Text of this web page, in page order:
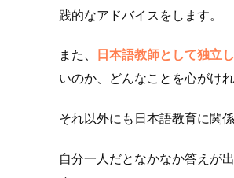
践的なアドバイスをします。
また、 日本語教師として独立
いのか、どんなことを心がけ
それ以外にも日本語教育に関
自分一人だとなかなか答えが